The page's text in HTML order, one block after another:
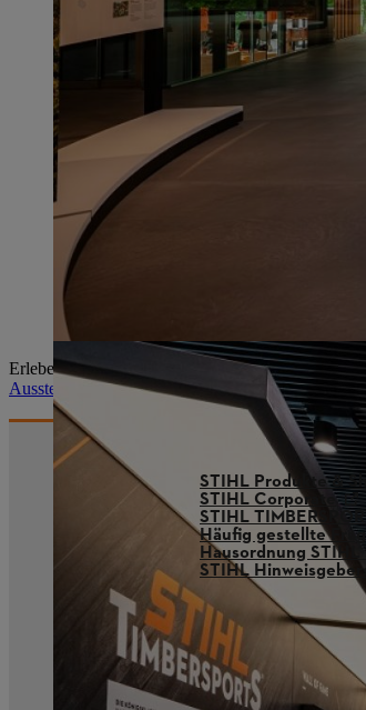
Erlebe die Kraft und Präzision der
Ausstellung "STIHL TIMBERSPORTS®"
STIHL Produkte &
STIHL Corporate
STIHL
Häufig gestellte
Hausordnung STIHL
STIHL